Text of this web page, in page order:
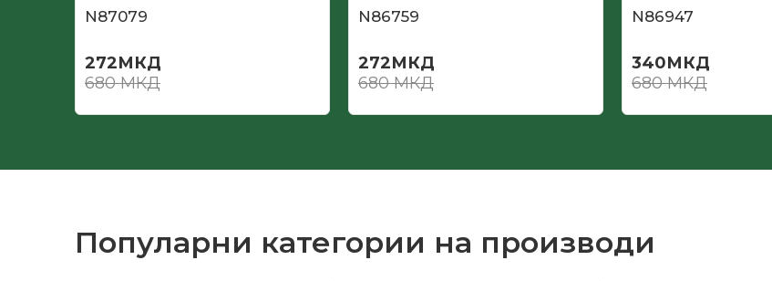
N87079
272МКД
680МКД
N86759
272МКД
680МКД
N86947
340МКД
680МКД
Популарни категории на производи